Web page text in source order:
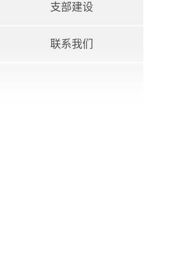
支部建设
联系我们